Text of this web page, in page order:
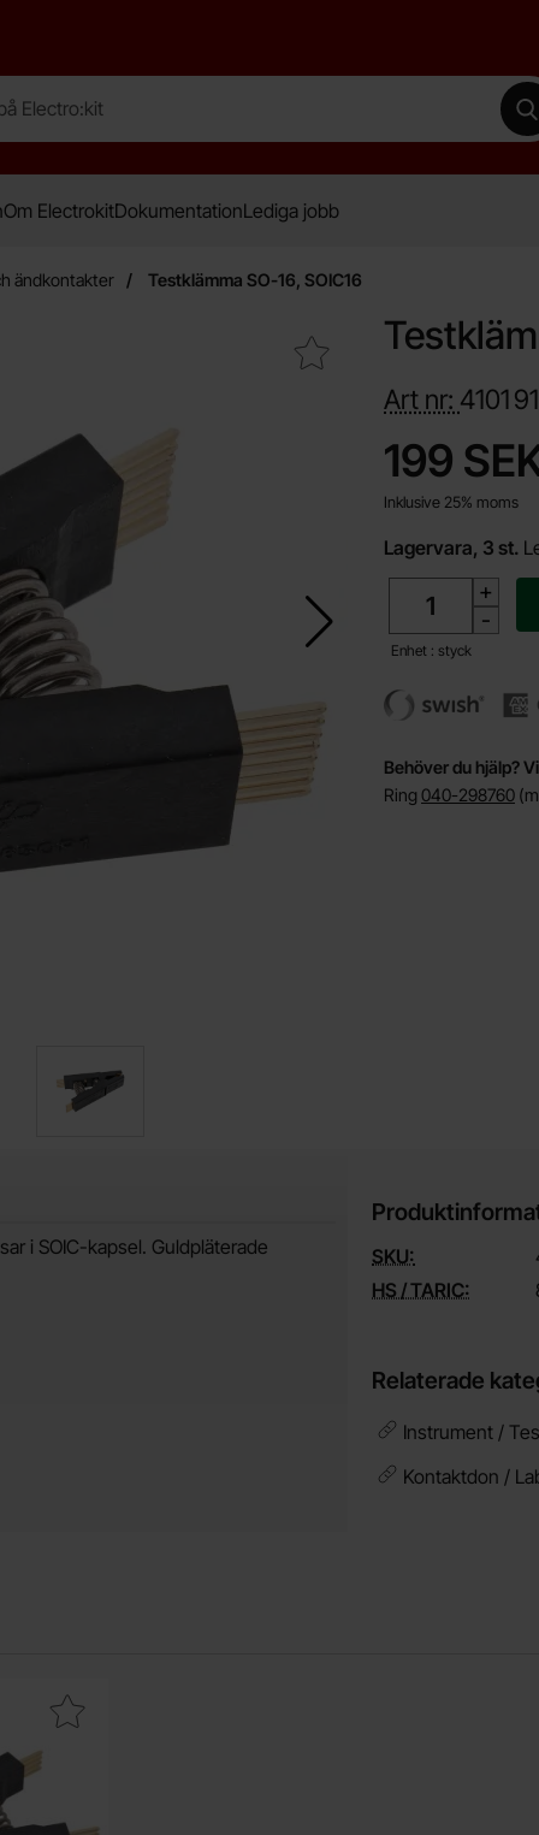
Om ElectrokitDokumentationLediga jobb
ändkontakter Testklämma SO-16, SOIC16
Makera testklämma SO-16, SOIC16 som favorit
Art nr: 4101
pris
199
Inklusive 25% moms
Lagervara, 3 st.
+
-
Enhet : styck
Behöver du hjälp?
Ring 040-298760
i SOIC-kapsel. Guldpläterade
SKU:
HS / TARIC:
Relaterade
Instrument /
Kontaktdon /
SO-8, SOIC8 som favorit